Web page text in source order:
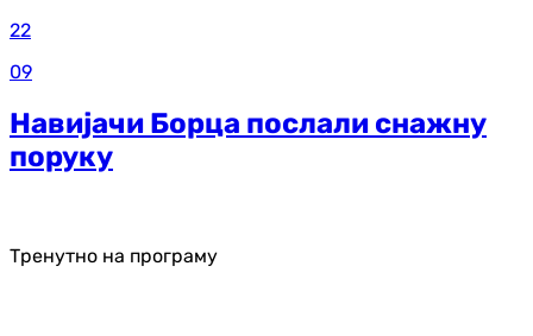
22
09
Навијачи Борца послали снажну
поруку
Тренутно на програму